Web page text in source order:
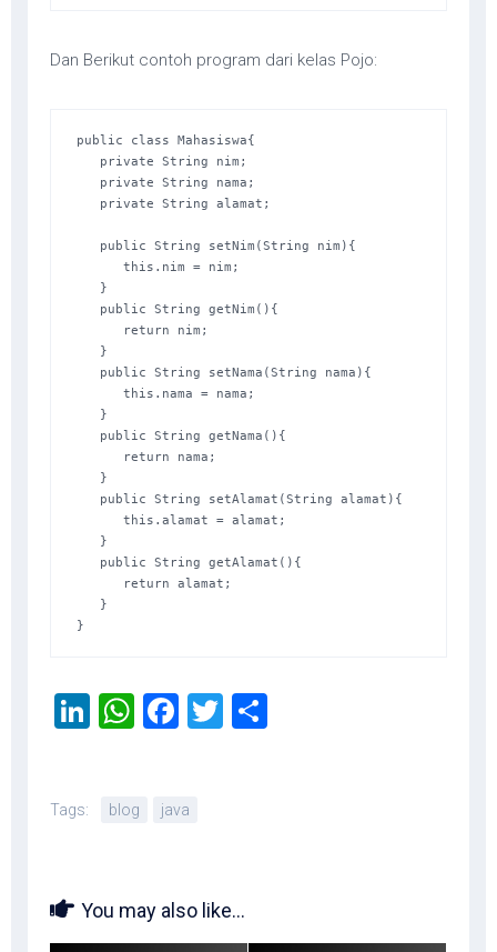
Dan Berikut contoh program dari kelas Pojo:
public class Mahasiswa{
}
LinkedIn
WhatsApp
Facebook
Twitter
Tags: blog java
You may also like...